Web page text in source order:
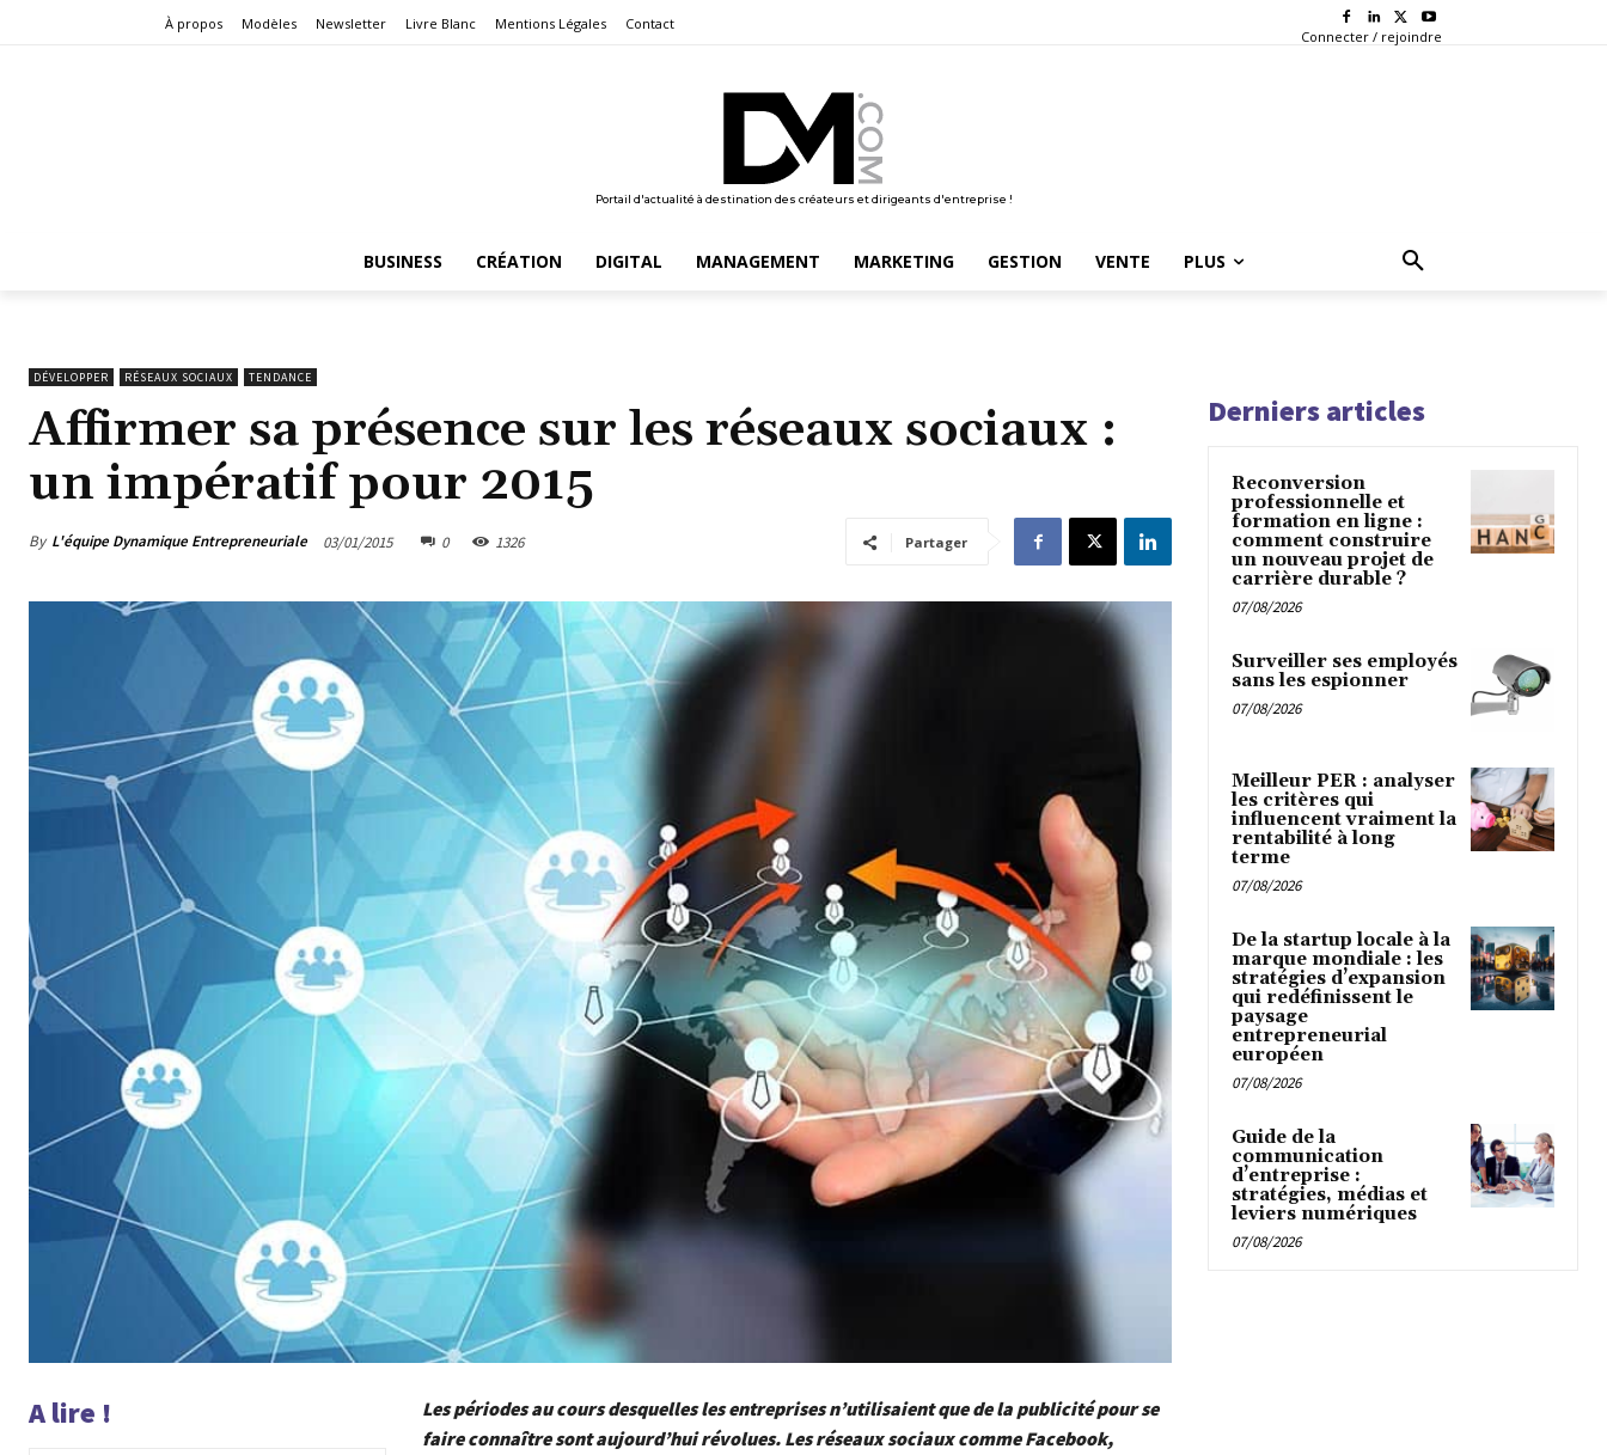
À propos Modèles Newsletter Livre Blanc Mentions Légales Contact
Connecter / rejoindre
Portail d'actualité à destination des créateurs et dirigeants d'entreprise !
BUSINESS CRÉATION DIGITAL MANAGEMENT MARKETING GESTION VENTE PLUS
DÉVELOPPER RÉSEAUX SOCIAUX TENDANCE
Affirmer sa présence sur les réseaux sociaux :
un impératif pour 2015
By L'équipe Dynamique Entrepreneuriale 03/01/2015 0 1326 Partager
A lire !
Les périodes au cours desquelles les entreprises n’utilisaient que de la publicité pour se
faire connaître sont aujourd’hui révolues. Les réseaux sociaux comme Facebook,
Derniers articles
Reconversion
professionnelle et
formation en ligne :
comment construire
un nouveau projet de
carrière durable ?
07/08/2026
Surveiller ses employés
sans les espionner
07/08/2026
Meilleur PER : analyser
les critères qui
influencent vraiment la
rentabilité à long
terme
07/08/2026
De la startup locale à la
marque mondiale : les
stratégies d’expansion
qui redéfinissent le
paysage
entrepreneurial
européen
07/08/2026
Guide de la
communication
d’entreprise :
stratégies, médias et
leviers numériques
07/08/2026